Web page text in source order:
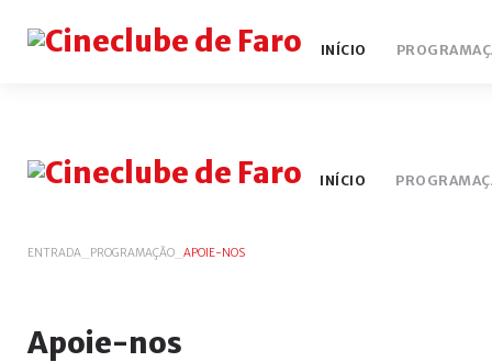
INÍCIO
AGENDAS
HISTÓRICO VIDEO
SER SÓCIO SER
INÍCIO
ENTRADA PROGRAMAÇÃO APOIE-NOS
Apoie-nos